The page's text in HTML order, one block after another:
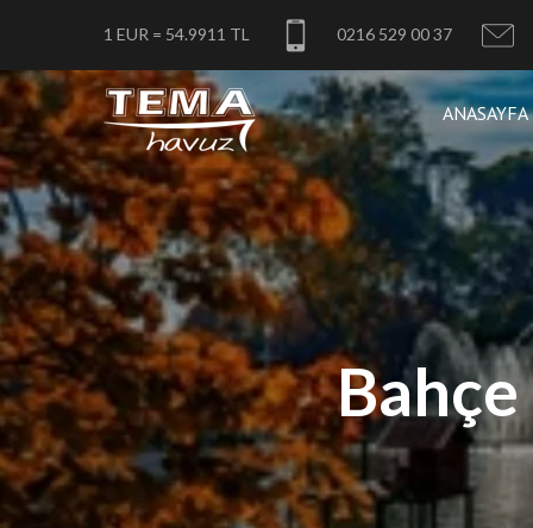
1 EUR = 54.9911 TL 0216 529 00 37
ANASAYFA
Bahçe